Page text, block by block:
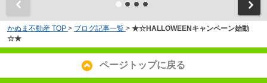
かぬま不動産 TOP > ブログ記事一覧 > ★☆HALLOWEENキャンペーン始動
☆★
ページトップに戻る